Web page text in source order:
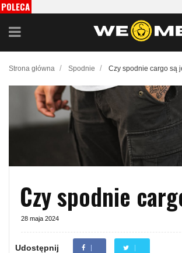
POLECA
Strona główna / Spodnie / Czy spodnie cargo są
Czy spodnie
28 maja 2024
Udostępnij